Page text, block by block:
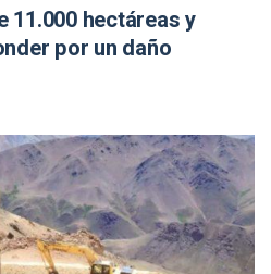
11.000 hectáreas y
por un daño